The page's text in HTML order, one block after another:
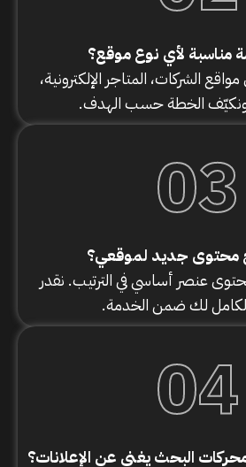
مناسبة لأي نوع موقع؟
الشركات، المتاجر الإلكترونية،
ونكيّف الخطة حسب الهدف.
03
محتوى جديد لموقعي؟
عنصر أساسي في الترتيب. نقدر
لك ضمن الخدمة.
04
البحث يغني عن الإعلانات؟